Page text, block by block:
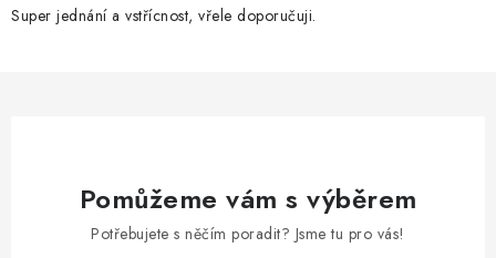
Super jednání a vstřícnost, vřele doporučuji.
Pomůžeme vám s výběrem
Potřebujete s něčím poradit? Jsme tu pro vás!